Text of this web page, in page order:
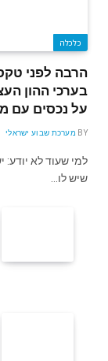
כלכלה
הרבה לפני
על נכסים עם
BY מערכת שבוע ישראלי
למי שעוד לא יודע:
שיש לו…